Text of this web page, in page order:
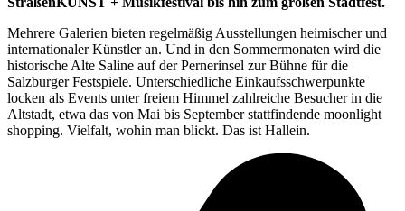
Mehrere Galerien bieten regelmäßig Ausstellungen heimischer und
internationaler Künstler an. Und in den Sommermonaten wird die
historische Alte Saline auf der Pernerinsel zur Bühne für die
Salzburger Festspiele. Unterschiedliche Einkaufsschwerpunkte
locken als Events unter freiem Himmel zahlreiche Besucher in die
Altstadt, etwa das von Mai bis September stattfindende moonlight
shopping. Vielfalt, wohin man blickt. Das ist Hallein.